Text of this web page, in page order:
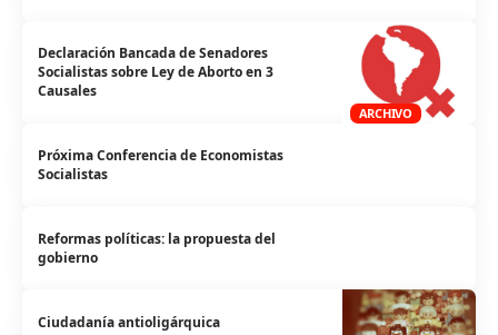
ARCHIVO
Declaración Bancada de Senadores
Socialistas sobre Ley de Aborto en 3
Causales
Próxima Conferencia de Economistas
Socialistas
Reformas políticas: la propuesta del
gobierno
Ciudadanía antioligárquica